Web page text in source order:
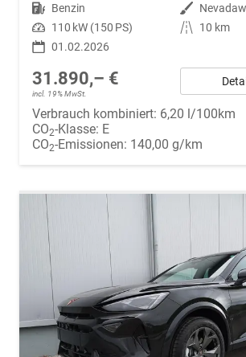
Kraftstoff Benzin Außenfarbe
Leistung 110 kW (150 PS) Kilometerstand
10 km
01.02.2026
31.890,– €
incl. 19% MwSt.
Verbrauch kombiniert: 6,20 l/100km
CO2-Klasse: E
CO2-Emissionen: 140,00 g/km